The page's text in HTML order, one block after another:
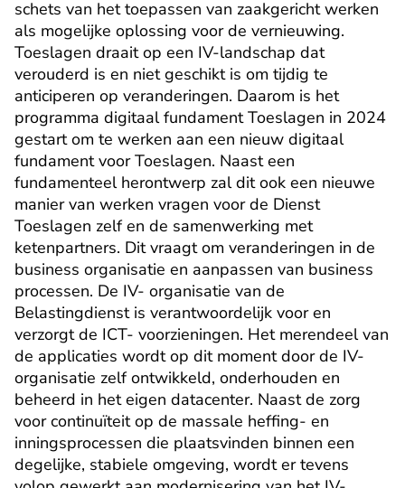
schets van het toepassen van zaakgericht werken
als mogelijke oplossing voor de vernieuwing.
Toeslagen draait op een IV-landschap dat
verouderd is en niet geschikt is om tijdig te
anticiperen op veranderingen. Daarom is het
programma digitaal fundament Toeslagen in 2024
gestart om te werken aan een nieuw digitaal
fundament voor Toeslagen. Naast een
fundamenteel herontwerp zal dit ook een nieuwe
manier van werken vragen voor de Dienst
Toeslagen zelf en de samenwerking met
ketenpartners. Dit vraagt om veranderingen in de
business organisatie en aanpassen van business
processen. De IV- organisatie van de
Belastingdienst is verantwoordelijk voor en
verzorgt de ICT- voorzieningen. Het merendeel van
de applicaties wordt op dit moment door de IV-
organisatie zelf ontwikkeld, onderhouden en
beheerd in het eigen datacenter. Naast de zorg
voor continuïteit op de massale heffing- en
inningsprocessen die plaatsvinden binnen een
degelijke, stabiele omgeving, wordt er tevens